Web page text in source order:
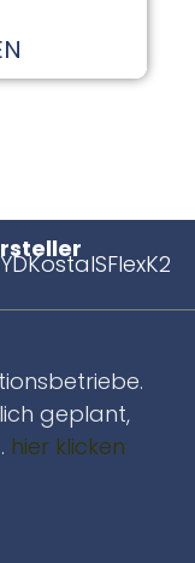
KostalSFlexK2
geplant,
hier klicken